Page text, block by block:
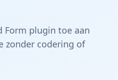
Form plugin toe aan
zonder codering of